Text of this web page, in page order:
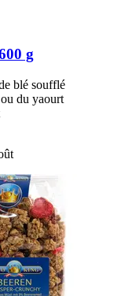
g
blé soufflé
du yaourt